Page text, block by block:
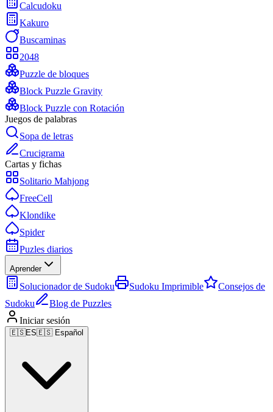
Calcudoku
Kakuro
Buscaminas
2048
Puzzle de bloques
Block Puzzle Gravity
Block Puzzle con Rotación
Juegos de palabras
Sopa de letras
Crucigrama
Cartas y fichas
Solitario Mahjong
FreeCell
Klondike
Spider
Puzles diarios
Aprender
Solucionador de Sudoku Sudoku Imprimible
Consejos de
Sudoku
Blog de Puzzles
Iniciar sesión
🇪🇸ES🇪🇸 Español